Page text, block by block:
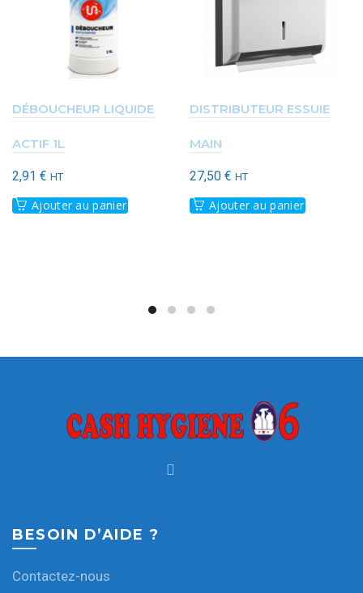
DÉBOUCHEUR LIQUIDE
ACTIF 1L
2,91 € HT
Ajouter au panier
DISTRIBUTEUR ESSUIE
MAIN
27,50 € HT
Ajouter au panier
BESOIN D’AIDE ?
Contactez-nous